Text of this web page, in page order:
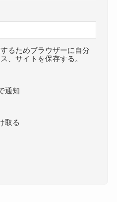
るためブラウザーに自分
、サイトを保存する。
通知
取る